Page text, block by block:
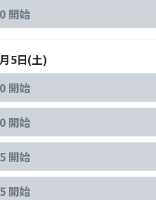
開始
5日(土)
開始
開始
開始
開始